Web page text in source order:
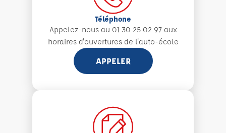
Téléphone
Appelez-nous au 01 30 25 02 97 aux
horaires d'ouvertures de l'auto-école
APPELER